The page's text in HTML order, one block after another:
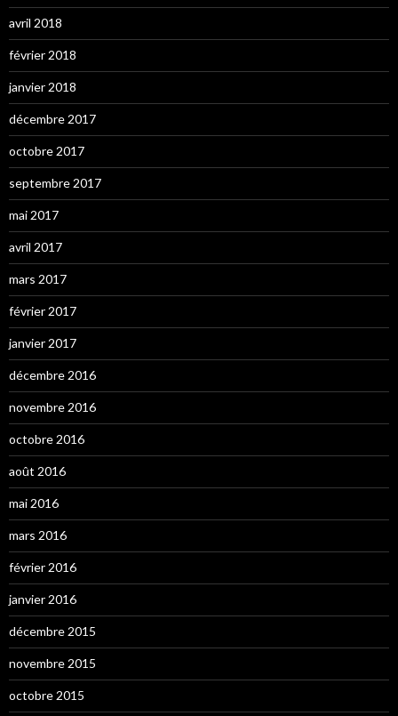
avril 2018
février 2018
janvier 2018
décembre 2017
octobre 2017
septembre 2017
mai 2017
avril 2017
mars 2017
février 2017
janvier 2017
décembre 2016
novembre 2016
octobre 2016
août 2016
mai 2016
mars 2016
février 2016
janvier 2016
décembre 2015
novembre 2015
octobre 2015